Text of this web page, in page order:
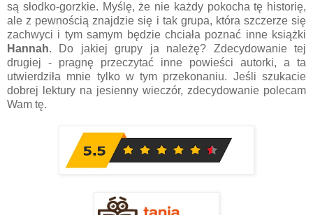
są słodko-gorzkie. Myślę, że nie każdy pokocha tę historię,
ale z pewnością znajdzie się i tak grupa, która szczerze się
zachwyci i tym samym będzie chciała poznać inne książki
Hannah. Do jakiej grupy ja należę? Zdecydowanie tej
drugiej - pragnę przeczytać inne powieści autorki, a ta
utwierdziła mnie tylko w tym przekonaniu. Jeśli szukacie
dobrej lektury na jesienny wieczór, zdecydowanie polecam
Wam tę.